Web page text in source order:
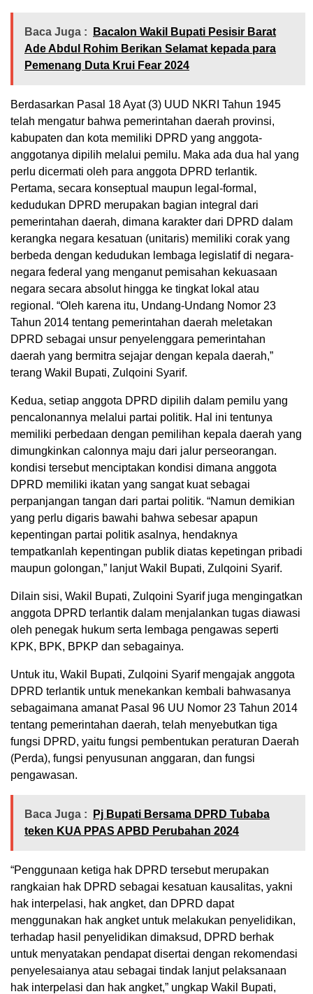
Baca Juga :
Bacalon Wakil Bupati Pesisir Barat
Ade Abdul Rohim Berikan Selamat kepada para
Pemenang Duta Krui Fear 2024
Berdasarkan Pasal 18 Ayat (3) UUD NKRI Tahun 1945
telah mengatur bahwa pemerintahan daerah provinsi,
kabupaten dan kota memiliki DPRD yang anggota-
anggotanya dipilih melalui pemilu. Maka ada dua hal yang
perlu dicermati oleh para anggota DPRD terlantik.
Pertama, secara konseptual maupun legal-formal,
kedudukan DPRD merupakan bagian integral dari
pemerintahan daerah, dimana karakter dari DPRD dalam
kerangka negara kesatuan (unitaris) memiliki corak yang
berbeda dengan kedudukan lembaga legislatif di negara-
negara federal yang menganut pemisahan kekuasaan
negara secara absolut hingga ke tingkat lokal atau
regional. “Oleh karena itu, Undang-Undang Nomor 23
Tahun 2014 tentang pemerintahan daerah meletakan
DPRD sebagai unsur penyelenggara pemerintahan
daerah yang bermitra sejajar dengan kepala daerah,”
terang Wakil Bupati, Zulqoini Syarif.
Kedua, setiap anggota DPRD dipilih dalam pemilu yang
pencalonannya melalui partai politik. Hal ini tentunya
memiliki perbedaan dengan pemilihan kepala daerah yang
dimungkinkan calonnya maju dari jalur perseorangan.
kondisi tersebut menciptakan kondisi dimana anggota
DPRD memiliki ikatan yang sangat kuat sebagai
perpanjangan tangan dari partai politik. “Namun demikian
yang perlu digaris bawahi bahwa sebesar apapun
kepentingan partai politik asalnya, hendaknya
tempatkanlah kepentingan publik diatas kepetingan pribadi
maupun golongan,” lanjut Wakil Bupati, Zulqoini Syarif.
Dilain sisi, Wakil Bupati, Zulqoini Syarif juga mengingatkan
anggota DPRD terlantik dalam menjalankan tugas diawasi
oleh penegak hukum serta lembaga pengawas seperti
KPK, BPK, BPKP dan sebagainya.
Untuk itu, Wakil Bupati, Zulqoini Syarif mengajak anggota
DPRD terlantik untuk menekankan kembali bahwasanya
sebagaimana amanat Pasal 96 UU Nomor 23 Tahun 2014
tentang pemerintahan daerah, telah menyebutkan tiga
fungsi DPRD, yaitu fungsi pembentukan peraturan Daerah
(Perda), fungsi penyusunan anggaran, dan fungsi
pengawasan.
Baca Juga :
Pj Bupati Bersama DPRD Tubaba
teken KUA PPAS APBD Perubahan 2024
“Penggunaan ketiga hak DPRD tersebut merupakan
rangkaian hak DPRD sebagai kesatuan kausalitas, yakni
hak interpelasi, hak angket, dan DPRD dapat
menggunakan hak angket untuk melakukan penyelidikan,
terhadap hasil penyelidikan dimaksud, DPRD berhak
untuk menyatakan pendapat disertai dengan rekomendasi
penyelesaianya atau sebagai tindak lanjut pelaksanaan
hak interpelasi dan hak angket,” ungkap Wakil Bupati,